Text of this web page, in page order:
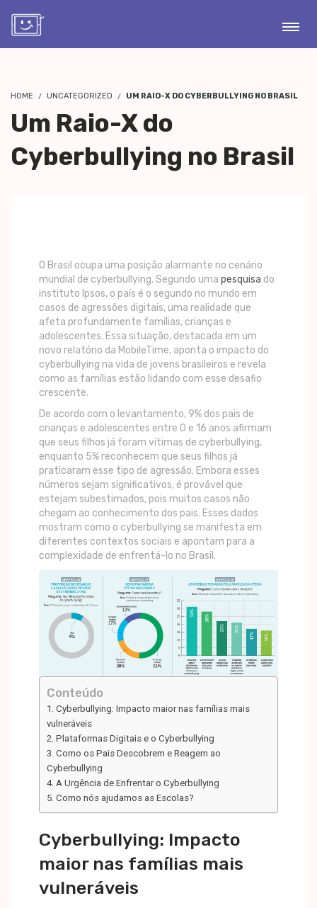
HOME UNCATEGORIZED UM RAIO-X DO CYBERBULLYING NO BRASIL
Um Raio-X do
Cyberbullying no Brasil
O Brasil ocupa uma posição alarmante no cenário
mundial de cyberbullying. Segundo uma pesquisa do
instituto Ipsos, o país é o segundo no mundo em
casos de agressões digitais, uma realidade que
afeta profundamente famílias, crianças e
adolescentes. Essa situação, destacada em um
novo relatório da MobileTime, aponta o impacto do
cyberbullying na vida de jovens brasileiros e revela
como as famílias estão lidando com esse desafio
crescente.
De acordo com o levantamento, 9% dos pais de
crianças e adolescentes entre 0 e 16 anos afirmam
que seus filhos já foram vítimas de cyberbullying,
enquanto 5% reconhecem que seus filhos já
praticaram esse tipo de agressão. Embora esses
números sejam significativos, é provável que
estejam subestimados, pois muitos casos não
chegam ao conhecimento dos pais. Esses dados
mostram como o cyberbullying se manifesta em
diferentes contextos sociais e apontam para a
complexidade de enfrentá-lo no Brasil.
Conteúdo
Cyberbullying: Impacto maior nas famílias mais
vulneráveis
Plataformas Digitais e o Cyberbullying
Como os Pais Descobrem e Reagem ao
Cyberbullying
A Urgência de Enfrentar o Cyberbullying
Como nós ajudamos as Escolas?
Cyberbullying: Impacto
maior nas famílias mais
vulneráveis